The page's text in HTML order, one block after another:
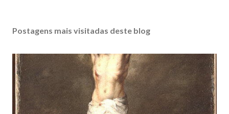
Postagens mais visitadas deste blog